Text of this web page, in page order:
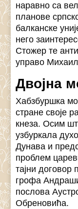
наравно са
планове
балканске
него
Стожер те
управо
Двојна
Хабзбуршка
стране своје
кнеза. Осим
узбуркала
Дунава и
проблем
тајни договор
грофа
послова
Обреновића.